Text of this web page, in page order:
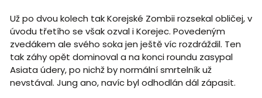
Už po dvou kolech tak Korejské Zombii rozsekal obličej, v
úvodu třetího se však ozval i Korejec. Povedeným
zvedákem ale svého soka jen ještě víc rozdráždil. Ten
tak záhy opět dominoval a na konci roundu zasypal
Asiata údery, po nichž by normální smrtelník už
nevstával. Jung ano, navíc byl odhodlán dál zápasit.